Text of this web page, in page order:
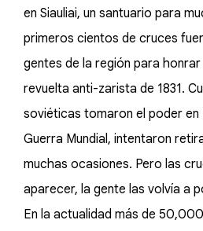
en Siauliai, un santuario para
primeros cientos de cruces
gentes de la región para
revuelta anti-zarista de 1831.
soviéticas tomaron el poder en
Guerra Mundial, intentaron
muchas ocasiones. Pero las
aparecer, la gente las volvía a
En la actualidad más de